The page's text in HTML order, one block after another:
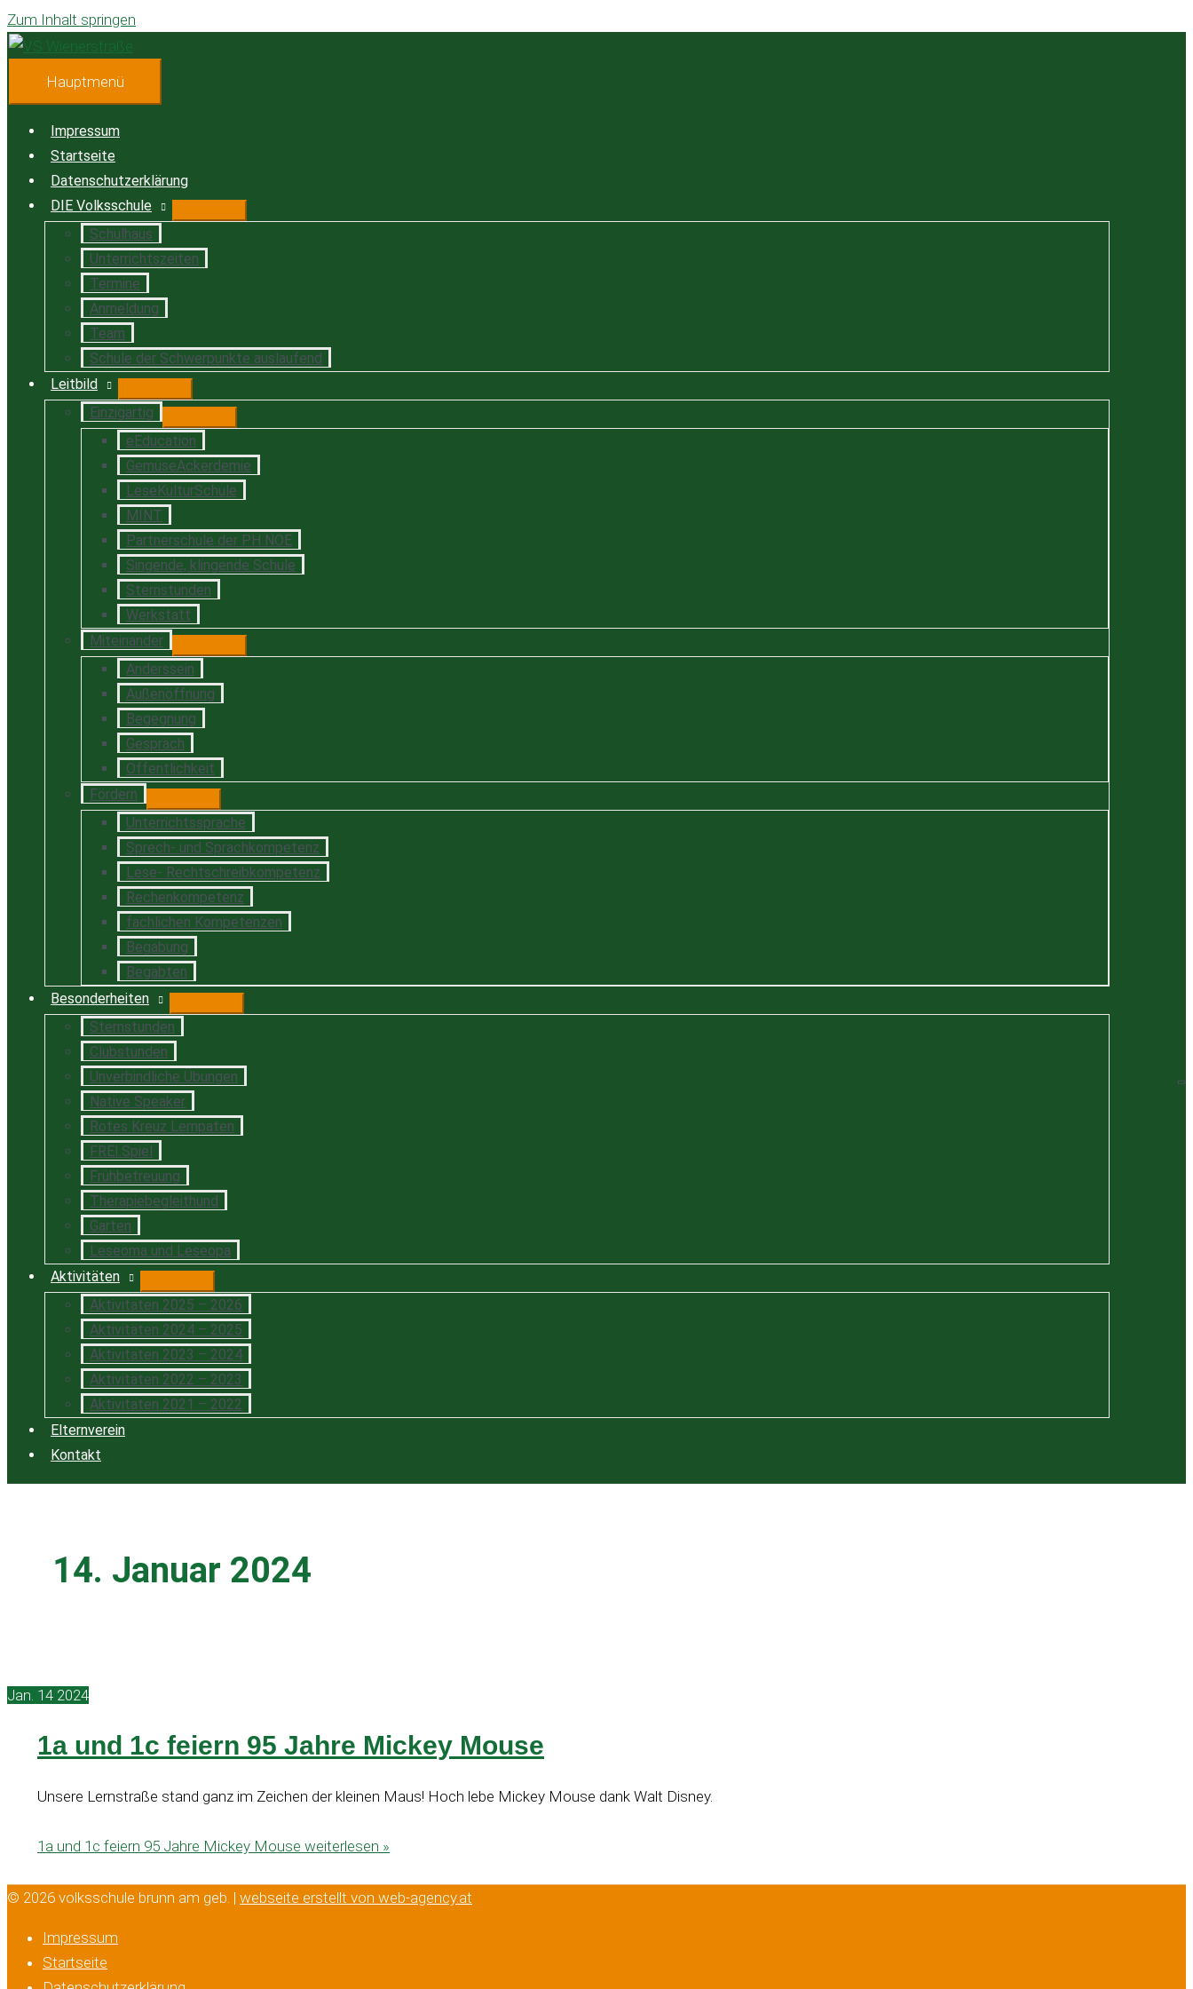
Zum Inhalt springen
Hauptmenü
Impressum
Startseite
Datenschutzerklärung
DIE Volksschule
Schulhaus
Unterrichtszeiten
Termine
Anmeldung
Team
Schule der Schwerpunkte auslaufend
Leitbild
Einzigartig
eEducation
GemüseAckerdemie
LeseKulturSchule
MINT
Partnerschule der PH NOE
Singende, klingende Schule
Sternstunden
Werkstatt
Miteinander
Anderssein
Außenöffnung
Begegnung
Gespräch
Öffentlichkeit
Fördern
Unterrichtssprache
Sprech- und Sprachkompetenz
Lese- Rechtschreibkompetenz
Rechenkompetenz
fachlichen Kompetenzen
Begabung
Begabten
Besonderheiten
Sternstunden
Clubstunden
Unverbindliche Übungen
Native Speaker
Rotes Kreuz Lernpaten
FREI.Spiel
Frühbetreuung
Therapiebegleithund
Garten
Leseoma und Leseopa
Aktivitäten
Aktivitäten 2025 – 2026
Aktivitäten 2024 – 2025
Aktivitäten 2023 – 2024
Aktivitäten 2022 – 2023
Aktivitäten 2021 – 2022
Elternverein
Kontakt
14. Januar 2024
Jan. 14 2024
1a und 1c feiern 95 Jahre Mickey Mouse
Unsere Lernstraße stand ganz im Zeichen der kleinen Maus! Hoch lebe Mickey Mouse dank Walt Disney.
1a und 1c feiern 95 Jahre Mickey Mouse weiterlesen »
© 2026 volksschule brunn am geb. | webseite erstellt von web-agency.at
Impressum
Startseite